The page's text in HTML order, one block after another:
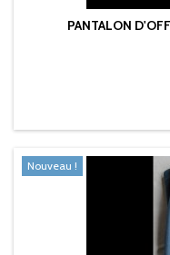
PANTALON
Nouveau !